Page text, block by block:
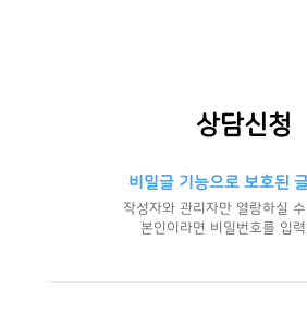
상담신청
비밀글 기능으로 보호된
작성자와 관리자만 열람하실
본인이라면 비밀번호를 입